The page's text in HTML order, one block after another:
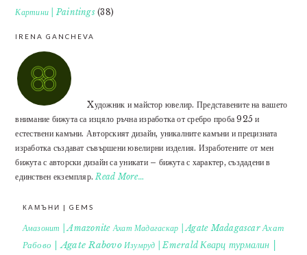
Картини | Paintings(38)
IRENA GANCHEVA
Xудожник и майстор ювелир. Представените на вашето
внимание бижута са изцяло ръчна изработка от сребро проба 925 и
естествени камъни. Авторският дизайн, уникалните камъни и прецизната
изработка създават съвършени ювелирни изделия. Изработените от мен
бижута с авторски дизайн са уникати – бижута с характер, създадени в
единствен екземпляр.Read More…
КАМЪНИ | GEMS
Амазонит | Amazonite Ахат Мадагаскар | Agate Madagascar Ахат
Рабово | Agate Rabovo Изумруд | Emerald Кварц турмалин |